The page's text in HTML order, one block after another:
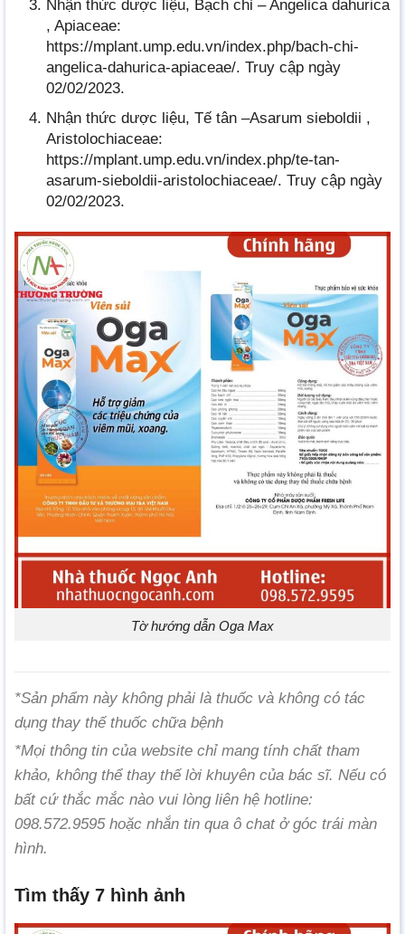
Nhận thức dược liệu, Bạch chỉ – Angelica dahurica
, Apiaceae:
https://mplant.ump.edu.vn/index.php/bach-chi-
angelica-dahurica-apiaceae/. Truy cập ngày
02/02/2023.
Nhận thức dược liệu, Tế tân –Asarum sieboldii ,
Aristolochiaceae:
https://mplant.ump.edu.vn/index.php/te-tan-
asarum-sieboldii-aristolochiaceae/. Truy cập ngày
02/02/2023.
Tờ hướng dẫn Oga Max
*Sản phẩm này không phải là thuốc và không có tác
dụng thay thế thuốc chữa bệnh
*Mọi thông tin của website chỉ mang tính chất tham
khảo, không thể thay thế lời khuyên của bác sĩ. Nếu có
bất cứ thắc mắc nào vui lòng liên hệ hotline:
098.572.9595 hoặc nhắn tin qua ô chat ở góc trái màn
hình.
Tìm thấy 7 hình ảnh